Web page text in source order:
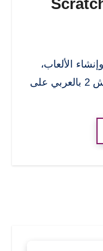
الألعاب،
وتحريك الأشياء، مع تنزيل سكراتش 2 بالعربي على